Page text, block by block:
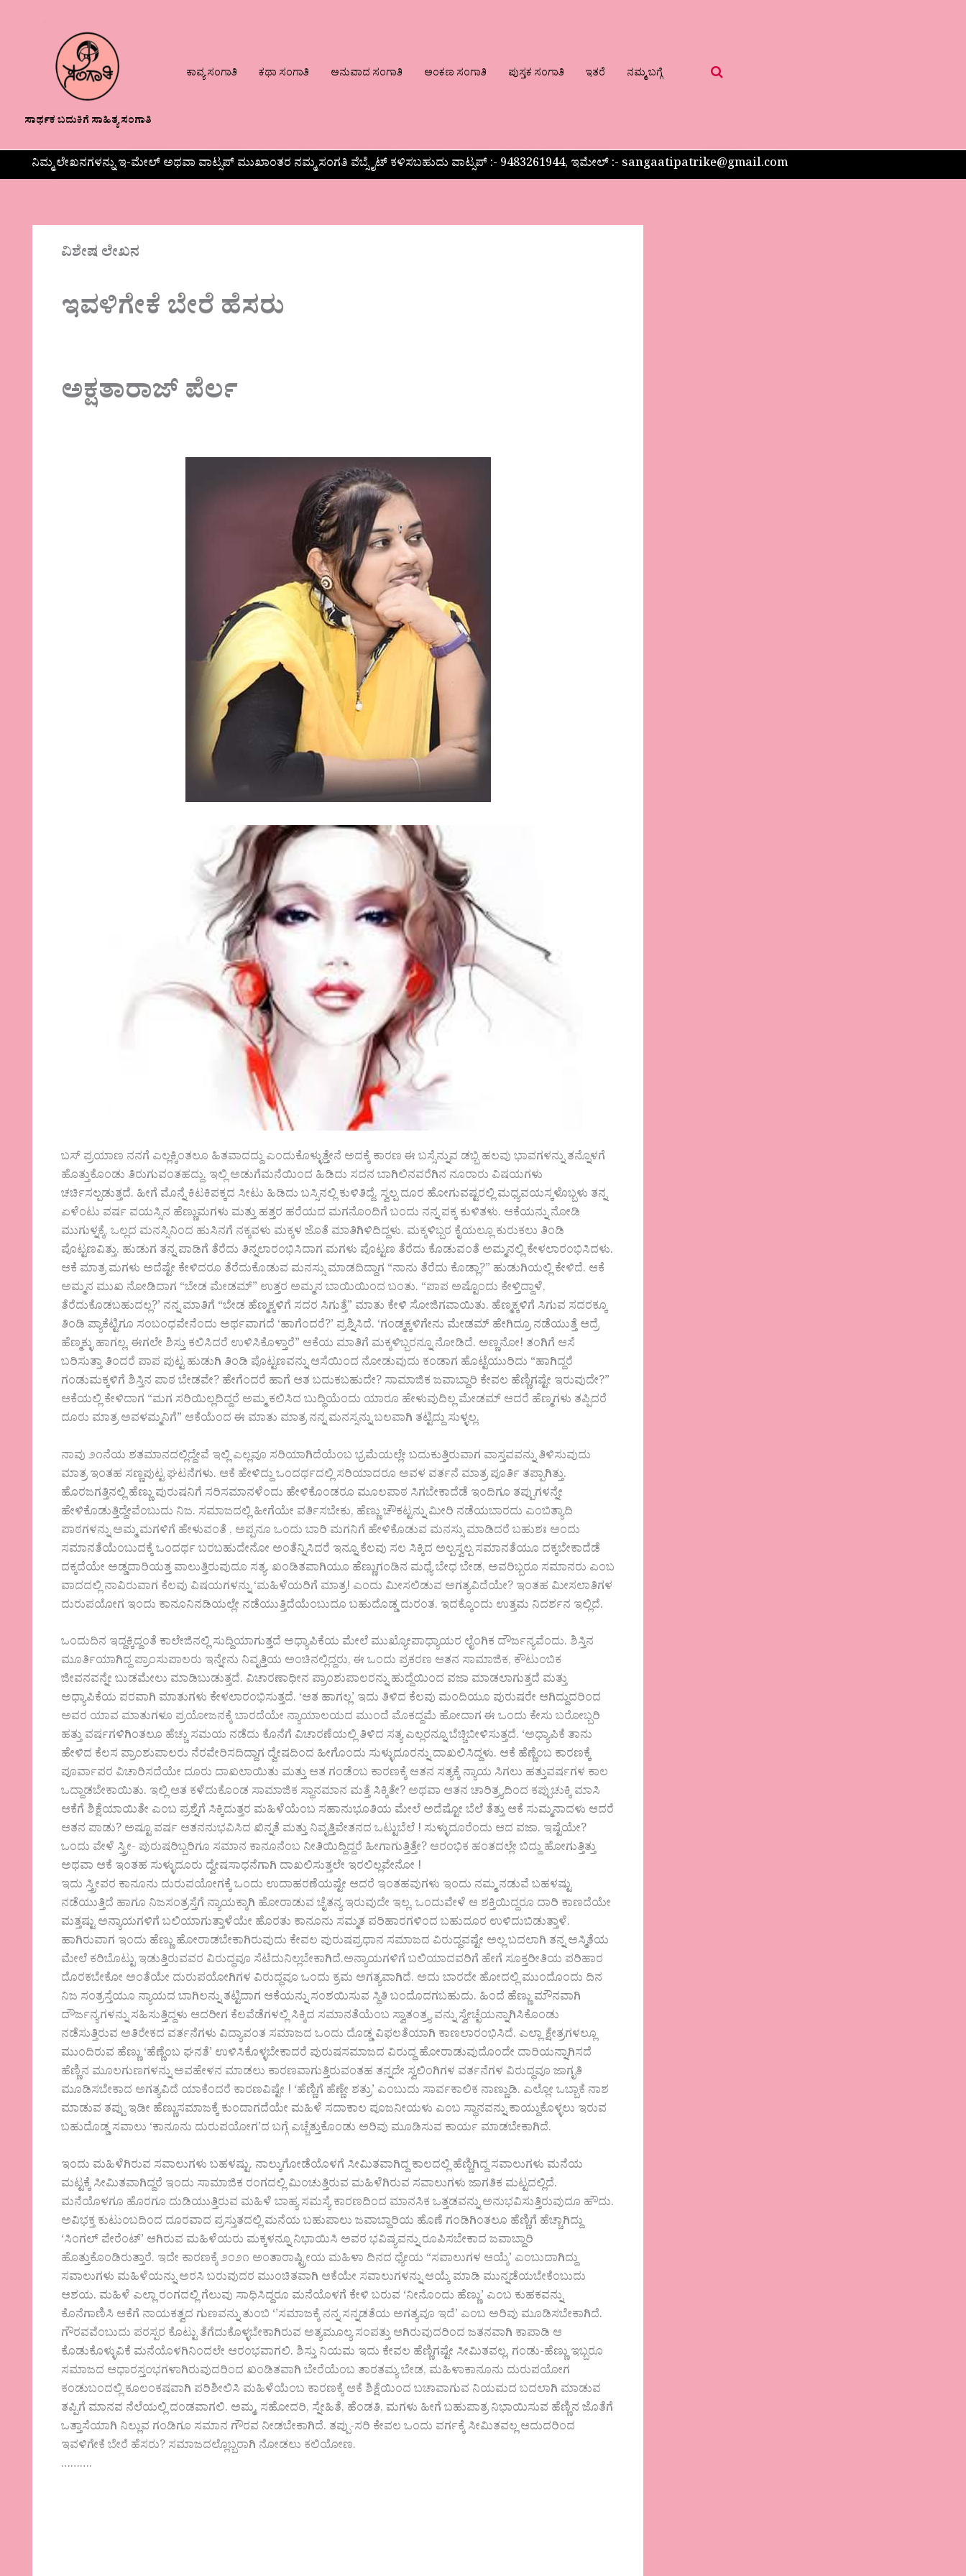
ಸಾರ್ಥಕ ಬದುಕಿಗೆ ಸಾಹಿತ್ಯ ಸಂಗಾತಿ
ಕಾವ್ಯ ಸಂಗಾತಿ ಕಥಾ ಸಂಗಾತಿ ಅನುವಾದ ಸಂಗಾತಿ ಅಂಕಣ ಸಂಗಾತಿ ಪುಸ್ತಕ ಸಂಗಾತಿ ಇತರೆ ನಮ್ಮ ಬಗ್ಗೆ
ನಿಮ್ಮ ಲೇಖನಗಳನ್ನು ಇ-ಮೇಲ್ ಅಥವಾ ವಾಟ್ಸಪ್ ಮುಖಾಂತರ ನಮ್ಮ ಸಂಗತಿ ವೆಬ್ಸೈಟ್ ಕಳಿಸಬಹುದು ವಾಟ್ಸಪ್‌ :- 9483261944, ಇಮೇಲ್ :- sangaatipatrike@gmail.com
ವಿಶೇಷ ಲೇಖನ
ಇವಳಿಗೇಕೆ ಬೇರೆ ಹೆಸರು
ಅಕ್ಷತಾರಾಜ್ ಪೆರ್ಲ
ಬಸ್ ಪ್ರಯಾಣ ನನಗೆ ಎಲ್ಲಕ್ಕಿಂತಲೂ ಹಿತವಾದದ್ದು ಎಂದುಕೊಳ್ಳುತ್ತೇನೆ ಅದಕ್ಕೆ ಕಾರಣ ಈ ಬಸ್ಸೆನ್ನುವ ಡಬ್ಬಿ ಹಲವು ಭಾವಗಳನ್ನು ತನ್ನೊಳಗೆ
ಹೊತ್ತುಕೊಂಡು ತಿರುಗುವಂತಹದ್ದು. ಇಲ್ಲಿ ಅಡುಗೆಮನೆಯಿಂದ ಹಿಡಿದು ಸದನ ಬಾಗಿಲಿನವರೆಗಿನ ನೂರಾರು ವಿಷಯಗಳು
ಚರ್ಚಿಸಲ್ಪಡುತ್ತದೆ. ಹೀಗೆ ಮೊನ್ನೆ ಕಿಟಕಿಪಕ್ಕದ ಸೀಟು ಹಿಡಿದು ಬಸ್ಸಿನಲ್ಲಿ ಕುಳಿತಿದ್ದೆ. ಸ್ವಲ್ಪ ದೂರ ಹೋಗುವಷ್ಟರಲ್ಲಿ ಮಧ್ಯವಯಸ್ಕಳೊಬ್ಬಳು ತನ್ನ
ಏಳೆಂಟು ವರ್ಷ ವಯಸ್ಸಿನ ಹೆಣ್ಣುಮಗಳು ಮತ್ತು ಹತ್ತರ ಹರೆಯದ ಮಗನೊಂದಿಗೆ ಬಂದು ನನ್ನ ಪಕ್ಕ ಕುಳಿತಳು. ಆಕೆಯನ್ನು ನೋಡಿ
ಮುಗುಳ್ನಕ್ಕೆ, ಒಲ್ಲದ ಮನಸ್ಸಿನಿಂದ ಹುಸಿನಗೆ ನಕ್ಕವಳು ಮಕ್ಕಳ ಜೊತೆ ಮಾತಿಗಿಳಿದಿದ್ದಳು. ಮಕ್ಕಳಿಬ್ಬರ ಕೈಯಲ್ಲೂ ಕುರುಕಲು ತಿಂಡಿ
ಪೊಟ್ಟಣವಿತ್ತು. ಹುಡುಗ ತನ್ನ ಪಾಡಿಗೆ ತೆರೆದು ತಿನ್ನಲಾರಂಭಿಸಿದಾಗ ಮಗಳು ಪೊಟ್ಟಣ ತೆರೆದು ಕೊಡುವಂತೆ ಅಮ್ಮನಲ್ಲಿ ಕೇಳಲಾರಂಭಿಸಿದಳು.
ಆಕೆ ಮಾತ್ರ ಮಗಳು ಅದೆಷ್ಟೇ ಕೇಳಿದರೂ ತೆರೆದುಕೊಡುವ ಮನಸ್ಸು ಮಾಡದಿದ್ದಾಗ “ನಾನು ತೆರೆದು ಕೊಡ್ಲಾ?” ಹುಡುಗಿಯಲ್ಲಿ ಕೇಳಿದೆ. ಆಕೆ
ಅಮ್ಮನ ಮುಖ ನೋಡಿದಾಗ “ಬೇಡ ಮೇಡಮ್” ಉತ್ತರ ಅಮ್ಮನ ಬಾಯಿಯಿಂದ ಬಂತು. “ಪಾಪ ಅಷ್ಟೊಂದು ಕೇಳ್ತಿದ್ದಾಳೆ,
ತೆರೆದುಕೊಡಬಹುದಲ್ಲ?’ ನನ್ನ ಮಾತಿಗೆ “ಬೇಡ ಹೆಣ್ಮಕ್ಕಳಿಗೆ ಸದರ ಸಿಗುತ್ತೆ” ಮಾತು ಕೇಳಿ ಸೋಜಿಗವಾಯಿತು. ಹೆಣ್ಮಕ್ಕಳಿಗೆ ಸಿಗುವ ಸದರಕ್ಕೂ
ತಿಂಡಿ ಪ್ಯಾಕೆಟ್ಟಿಗೂ ಸಂಬಂಧವೇನೆಂದು ಅರ್ಥವಾಗದೆ ‘ಹಾಗೆಂದರೆ?’ ಪ್ರಶ್ನಿಸಿದೆ. ‘ಗಂಡ್ಮಕ್ಕಳಿಗೇನು ಮೇಡಮ್ ಹೇಗಿದ್ರೂ ನಡೆಯುತ್ತೆ ಆದ್ರೆ
ಹೆಣ್ಮಕ್ಳು ಹಾಗಲ್ಲ, ಈಗಲೇ ಶಿಸ್ತು ಕಲಿಸಿದರೆ ಉಳಿಸಿಕೊಳ್ತಾರೆ” ಆಕೆಯ ಮಾತಿಗೆ ಮಕ್ಕಳಿಬ್ಬರನ್ನೂ ನೋಡಿದೆ. ಅಣ್ಣನೋ! ತಂಗಿಗೆ ಆಸೆ
ಬರಿಸುತ್ತಾ ತಿಂದರೆ ಪಾಪ ಪುಟ್ಟ ಹುಡುಗಿ ತಿಂಡಿ ಪೊಟ್ಟಣವನ್ನು ಆಸೆಯಿಂದ ನೋಡುವುದು ಕಂಡಾಗ ಹೊಟ್ಟೆಯುರಿದು “ಹಾಗಿದ್ದರೆ
ಗಂಡುಮಕ್ಕಳಿಗೆ ಶಿಸ್ತಿನ ಪಾಠ ಬೇಡವೇ? ಹೇಗೆಂದರೆ ಹಾಗೆ ಆತ ಬದುಕಬಹುದೇ? ಸಾಮಾಜಿಕ ಜವಾಬ್ದಾರಿ ಕೇವಲ ಹೆಣ್ಣಿಗಷ್ಟೇ ಇರುವುದೇ?”
ಆಕೆಯಲ್ಲಿ ಕೇಳಿದಾಗ “ಮಗ ಸರಿಯಿಲ್ಲದಿದ್ದರೆ ಅಮ್ಮ ಕಲಿಸಿದ ಬುದ್ಧಿಯೆಂದು ಯಾರೂ ಹೇಳುವುದಿಲ್ಲ ಮೇಡಮ್ ಆದರೆ ಹೆಣ್ಮಗಳು ತಪ್ಪಿದರೆ
ದೂರು ಮಾತ್ರ ಅವಳಮ್ಮನಿಗೆ” ಆಕೆಯೆಂದ ಈ ಮಾತು ಮಾತ್ರ ನನ್ನ ಮನಸ್ಸನ್ನು ಬಲವಾಗಿ ತಟ್ಟಿದ್ದು ಸುಳ್ಳಲ್ಲ.
ನಾವು ೨೧ನೆಯ ಶತಮಾನದಲ್ಲಿದ್ದೇವೆ ಇಲ್ಲಿ ಎಲ್ಲವೂ ಸರಿಯಾಗಿದೆಯೆಂಬ ಭ್ರಮೆಯಲ್ಲೇ ಬದುಕುತ್ತಿರುವಾಗ ವಾಸ್ತವವನ್ನು ತಿಳಿಸುವುದು
ಮಾತ್ರ ಇಂತಹ ಸಣ್ಣಪುಟ್ಟ ಘಟನೆಗಳು. ಆಕೆ ಹೇಳಿದ್ದು ಒಂದರ್ಥದಲ್ಲಿ ಸರಿಯಾದರೂ ಅವಳ ವರ್ತನೆ ಮಾತ್ರ ಪೂರ್ತಿ ತಪ್ಪಾಗಿತ್ತು.
ಹೊರಜಗತ್ತಿನಲ್ಲಿ ಹೆಣ್ಣು ಪುರುಷನಿಗೆ ಸರಿಸಮಾನಳೆಂದು ಹೇಳಿಕೊಂಡರೂ ಮೂಲಪಾಠ ಸಿಗಬೇಕಾದೆಡೆ ಇಂದಿಗೂ ತಪ್ಪುಗಳನ್ನೇ
ಹೇಳಿಕೊಡುತ್ತಿದ್ದೇವೆಂಬುದು ನಿಜ. ಸಮಾಜದಲ್ಲಿ ಹೀಗೆಯೇ ವರ್ತಿಸಬೇಕು, ಹೆಣ್ಣು ಚೌಕಟ್ಟನ್ನು ಮೀರಿ ನಡೆಯಬಾರದು ಎಂಬಿತ್ಯಾದಿ
ಪಾಠಗಳನ್ನು ಅಮ್ಮ ಮಗಳಿಗೆ ಹೇಳುವಂತೆ , ಅಪ್ಪನೂ ಒಂದು ಬಾರಿ ಮಗನಿಗೆ ಹೇಳಿಕೊಡುವ ಮನಸ್ಸು ಮಾಡಿದರೆ ಬಹುಶಃ ಅಂದು
ಸಮಾನತೆಯೆಂಬುದಕ್ಕೆ ಒಂದರ್ಥ ಬರಬಹುದೇನೋ ಅಂತೆನ್ನಿಸಿದರೆ ಇನ್ನೂ ಕೆಲವು ಸಲ ಸಿಕ್ಕಿದ ಅಲ್ಪಸ್ವಲ್ಪ ಸಮಾನತೆಯೂ ದಕ್ಕಬೇಕಾದೆಡೆ
ದಕ್ಕದೆಯೇ ಅಡ್ಡದಾರಿಯತ್ತ ವಾಲುತ್ತಿರುವುದೂ ಸತ್ಯ. ಖಂಡಿತವಾಗಿಯೂ ಹೆಣ್ಣುಗಂಡಿನ ಮಧ್ಯೆ ಬೇಧ ಬೇಡ, ಅವರಿಬ್ಬರೂ ಸಮಾನರು ಎಂಬ
ವಾದದಲ್ಲಿ ನಾವಿರುವಾಗ ಕೆಲವು ವಿಷಯಗಳನ್ನು ‘ಮಹಿಳೆಯರಿಗೆ ಮಾತ್ರ! ಎಂದು ಮೀಸಲಿಡುವ ಅಗತ್ಯವಿದೆಯೇ? ಇಂತಹ ಮೀಸಲಾತಿಗಳ
ದುರುಪಯೋಗ ಇಂದು ಕಾನೂನಿನಡಿಯಲ್ಲೇ ನಡೆಯುತ್ತಿದೆಯೆಂಬುದೂ ಬಹುದೊಡ್ಡ ದುರಂತ. ಇದಕ್ಕೊಂದು ಉತ್ತಮ ನಿದರ್ಶನ ಇಲ್ಲಿದೆ.
ಒಂದುದಿನ ಇದ್ದಕ್ಕಿದ್ದಂತೆ ಕಾಲೇಜಿನಲ್ಲಿ ಸುದ್ದಿಯಾಗುತ್ತದೆ ಅಧ್ಯಾಪಿಕೆಯ ಮೇಲೆ ಮುಖ್ಯೋಪಾಧ್ಯಾಯರ ಲೈಂಗಿಕ ದೌರ್ಜನ್ಯವೆಂದು. ಶಿಸ್ತಿನ
ಮೂರ್ತಿಯಾಗಿದ್ದ ಪ್ರಾಂಸುಪಾಲರು ಇನ್ನೇನು ನಿವೃತ್ತಿಯ ಅಂಚಿನಲ್ಲಿದ್ದರು, ಈ ಒಂದು ಪ್ರಕರಣ ಆತನ ಸಾಮಾಜಿಕ, ಕೌಟುಂಬಿಕ
ಜೀವನವನ್ನೇ ಬುಡಮೇಲು ಮಾಡಿಬುಡುತ್ತದೆ. ವಿಚಾರಣಾಧೀನ ಪ್ರಾಂಶುಪಾಲರನ್ನು ಹುದ್ದೆಯಿಂದ ವಜಾ ಮಾಡಲಾಗುತ್ತದೆ ಮತ್ತು
ಅಧ್ಯಾಪಿಕೆಯ ಪರವಾಗಿ ಮಾತುಗಳು ಕೇಳಲಾರಂಭಿಸುತ್ತದೆ. ‘ಆತ ಹಾಗಲ್ಲ’ ಇದು ತಿಳಿದ ಕೆಲವು ಮಂದಿಯೂ ಪುರುಷರೇ ಆಗಿದ್ದುದರಿಂದ
ಅವರ ಯಾವ ಮಾತುಗಳೂ ಪ್ರಯೋಜನಕ್ಕೆ ಬಾರದೆಯೇ ನ್ಯಾಯಾಲಯದ ಮುಂದೆ ಮೊಕದ್ದಮೆ ಹೋದಾಗ ಈ ಒಂದು ಕೇಸು ಬರೋಬ್ಬರಿ
ಹತ್ತು ವರ್ಷಗಳಿಗಿಂತಲೂ ಹೆಚ್ಚು ಸಮಯ ನಡೆದು ಕೊನೆಗೆ ವಿಚಾರಣೆಯಲ್ಲಿ ತಿಳಿದ ಸತ್ಯ ಎಲ್ಲರನ್ನೂ ಬೆಚ್ಚಿಬೀಳಿಸುತ್ತದೆ. ‘ಅಧ್ಯಾಪಿಕೆ ತಾನು
ಹೇಳಿದ ಕೆಲಸ ಪ್ರಾಂಶುಪಾಲರು ನೆರವೇರಿಸದಿದ್ದಾಗ ದ್ವೇಷದಿಂದ ಹೀಗೊಂದು ಸುಳ್ಳುದೂರನ್ನು ದಾಖಲಿಸಿದ್ದಳು. ಆಕೆ ಹೆಣ್ಣೆಂಬ ಕಾರಣಕ್ಕೆ
ಪೂರ್ವಾಪರ ವಿಚಾರಿಸದೆಯೇ ದೂರು ದಾಖಲಾಯಿತು ಮತ್ತು ಆತ ಗಂಡೆಂಬ ಕಾರಣಕ್ಕೆ ಆತನ ಸತ್ಯಕ್ಕೆ ನ್ಯಾಯ ಸಿಗಲು ಹತ್ತುವರ್ಷಗಳ ಕಾಲ
ಒದ್ದಾಡಬೇಕಾಯಿತು. ಇಲ್ಲಿ ಆತ ಕಳೆದುಕೊಂಡ ಸಾಮಾಜಿಕ ಸ್ಥಾನಮಾನ ಮತ್ತೆ ಸಿಕ್ಕಿತೇ? ಅಥವಾ ಆತನ ಚಾರಿತ್ರ್ಯದಿಂದ ಕಪ್ಪುಚುಕ್ಕಿ ಮಾಸಿ
ಆಕೆಗೆ ಶಿಕ್ಷೆಯಾಯಿತೇ ಎಂಬ ಪ್ರಶ್ನೆಗೆ ಸಿಕ್ಕಿದುತ್ತರ ಮಹಿಳೆಯೆಂಬ ಸಹಾನುಭೂತಿಯ ಮೇಲೆ ಅದೆಷ್ಟೋ ಬೆಲೆ ತೆತ್ತು ಆಕೆ ಸುಮ್ಮನಾದಳು ಆದರೆ
ಆತನ ಪಾಡು? ಅಷ್ಟೂ ವರ್ಷ ಆತನನುಭವಿಸಿದ ಖಿನ್ನತೆ ಮತ್ತು ನಿವೃತ್ತಿವೇತನದ ಒಟ್ಟುಬೆಲೆ ! ಸುಳ್ಳುದೂರೆಂದು ಆದ ವಜಾ. ಇಷ್ಟೆಯೇ?
ಒಂದು ವೇಳೆ ಸ್ತ್ರೀ- ಪುರುಷರಿಬ್ಬರಿಗೂ ಸಮಾನ ಕಾನೂನೆಂಬ ನೀತಿಯಿದ್ದಿದ್ದರೆ ಹೀಗಾಗುತ್ತಿತ್ತೇ? ಆರಂಭಿಕ ಹಂತದಲ್ಲೇ ಬಿದ್ದು ಹೋಗುತ್ತಿತ್ತು
ಅಥವಾ ಆಕೆ ಇಂತಹ ಸುಳ್ಳುದೂರು ದ್ವೇಷಸಾಧನೆಗಾಗಿ ದಾಖಲಿಸುತ್ತಲೇ ಇರಲಿಲ್ಲವೇನೋ !
ಇದು ಸ್ತ್ರೀಪರ ಕಾನೂನು ದುರುಪಯೋಗಕ್ಕೆ ಒಂದು ಉದಾಹರಣೆಯಷ್ಟೇ ಆದರೆ ಇಂತಹವುಗಳು ಇಂದು ನಮ್ಮ ನಡುವೆ ಬಹಳಷ್ಟು
ನಡೆಯುತ್ತಿದೆ ಹಾಗೂ ನಿಜಸಂತ್ರಸ್ತೆಗೆ ನ್ಯಾಯಕ್ಕಾಗಿ ಹೋರಾಡುವ ಚೈತನ್ಯ ಇರುವುದೇ ಇಲ್ಲ. ಒಂದುವೇಳೆ ಆ ಶಕ್ತಿಯಿದ್ದರೂ ದಾರಿ ಕಾಣದೆಯೇ
ಮತ್ತಷ್ಟು ಅನ್ಯಾಯಗಳಿಗೆ ಬಲಿಯಾಗುತ್ತಾಳೆಯೇ ಹೊರತು ಕಾನೂನು ಸಮ್ಮತ ಪರಿಹಾರಗಳಿಂದ ಬಹುದೂರ ಉಳಿದುಬಿಡುತ್ತಾಳೆ.
ಹಾಗಿರುವಾಗ ಇಂದು ಹೆಣ್ಣು ಹೋರಾಡಬೇಕಾಗಿರುವುದು ಕೇವಲ ಪುರುಷಪ್ರಧಾನ ಸಮಾಜದ ವಿರುದ್ಧವಷ್ಟೇ ಅಲ್ಲ ಬದಲಾಗಿ ತನ್ನ ಅಸ್ಮಿತೆಯ
ಮೇಲೆ ಕರಿಬೊಟ್ಟು ಇಡುತ್ತಿರುವವರ ವಿರುದ್ಧವೂ ಸೆಟೆದುನಿಲ್ಲಬೇಕಾಗಿದೆ.ಅನ್ಯಾಯಗಳಿಗೆ ಬಲಿಯಾದವರಿಗೆ ಹೇಗೆ ಸೂಕ್ತರೀತಿಯ ಪರಿಹಾರ
ದೊರಕಬೇಕೋ ಅಂತೆಯೇ ದುರುಪಯೋಗಿಗಳ ವಿರುದ್ಧವೂ ಒಂದು ಕ್ರಮ ಅಗತ್ಯವಾಗಿದೆ. ಅದು ಬಾರದೇ ಹೋದಲ್ಲಿ ಮುಂದೊಂದು ದಿನ
ನಿಜ ಸಂತ್ರಸ್ತೆಯೂ ನ್ಯಾಯದ ಬಾಗಿಲನ್ನು ತಟ್ಟಿದಾಗ ಆಕೆಯನ್ನು ಸಂಶಯಿಸುವ ಸ್ಥಿತಿ ಬಂದೊದಗಬಹುದು. ಹಿಂದೆ ಹೆಣ್ಣು ಮೌನವಾಗಿ
ದೌರ್ಜನ್ಯಗಳನ್ನು ಸಹಿಸುತ್ತಿದ್ದಳು ಆದರೀಗ ಕೆಲವೆಡೆಗಳಲ್ಲಿ ಸಿಕ್ಕಿದ ಸಮಾನತೆಯೆಂಬ ಸ್ವಾತಂತ್ರ್ಯ ವನ್ನು ಸ್ವೇಚ್ಛೆಯನ್ನಾಗಿಸಿಕೊಂಡು
ನಡೆಸುತ್ತಿರುವ ಅತಿರೇಕದ ವರ್ತನೆಗಳು ವಿದ್ಯಾವಂತ ಸಮಾಜದ ಒಂದು ದೊಡ್ಡ ವಿಫಲತೆಯಾಗಿ ಕಾಣಲಾರಂಭಿಸಿದೆ. ಎಲ್ಲಾ ಕ್ಷೇತ್ರಗಳಲ್ಲೂ
ಮುಂದಿರುವ ಹೆಣ್ಣು ‘ಹೆಣ್ಣೆಂಬ ಘನತೆ’ ಉಳಿಸಿಕೊಳ್ಳಬೇಕಾದರೆ ಪುರುಷಸಮಾಜದ ವಿರುದ್ಧ ಹೋರಾಡುವುದೊಂದೇ ದಾರಿಯನ್ನಾಗಿಸದೆ
ಹೆಣ್ಣಿನ ಮೂಲಗುಣಗಳನ್ನು ಅವಹೇಳನ ಮಾಡಲು ಕಾರಣವಾಗುತ್ತಿರುವಂತಹ ತನ್ನದೇ ಸ್ವಲಿಂಗಿಗಳ ವರ್ತನೆಗಳ ವಿರುದ್ಧವೂ ಜಾಗೃತಿ
ಮೂಡಿಸಬೇಕಾದ ಅಗತ್ಯವಿದೆ ಯಾಕೆಂದರೆ ಕಾರಣವಿಷ್ಟೇ ! ‘ಹೆಣ್ಣಿಗೆ ಹೆಣ್ಣೇ ಶತ್ರು’ ಎಂಬುದು ಸಾರ್ವಕಾಲಿಕ ನಾಣ್ಣುಡಿ. ಎಲ್ಲೋ ಒಬ್ಬಾಕೆ ನಾಶ
ಮಾಡುವ ತಪ್ಪು ಇಡೀ ಹೆಣ್ಣುಸಮಾಜಕ್ಕೆ ಕುಂದಾಗದೆಯೇ ಮಹಿಳೆ ಸದಾಕಾಲ ಪೂಜನೀಯಳು ಎಂಬ ಸ್ಥಾನವನ್ನು ಕಾಯ್ದುಕೊಳ್ಳಲು ಇರುವ
ಬಹುದೊಡ್ಡ ಸವಾಲು ‘ಕಾನೂನು ದುರುಪಯೋಗ’ದ ಬಗ್ಗೆ ಎಚ್ಚೆತ್ತುಕೊಂಡು ಅರಿವು ಮೂಡಿಸುವ ಕಾರ್ಯ ಮಾಡಬೇಕಾಗಿದೆ.
ಇಂದು ಮಹಿಳೆಗಿರುವ ಸವಾಲುಗಳು ಬಹಳಷ್ಟು. ನಾಲ್ಕುಗೋಡೆಯೊಳಗೆ ಸೀಮಿತವಾಗಿದ್ದ ಕಾಲದಲ್ಲಿ ಹೆಣ್ಣಿಗಿದ್ದ ಸವಾಲುಗಳು ಮನೆಯ
ಮಟ್ಟಕ್ಕೆ ಸೀಮಿತವಾಗಿದ್ದರೆ ಇಂದು ಸಾಮಾಜಿಕ ರಂಗದಲ್ಲಿ ಮಿಂಚುತ್ತಿರುವ ಮಹಿಳೆಗಿರುವ ಸವಾಲುಗಳು ಜಾಗತಿಕ ಮಟ್ಟದಲ್ಲಿದೆ.
ಮನೆಯೊಳಗೂ ಹೊರಗೂ ದುಡಿಯುತ್ತಿರುವ ಮಹಿಳೆ ಬಾಹ್ಯ ಸಮಸ್ಯೆ ಕಾರಣದಿಂದ ಮಾನಸಿಕ ಒತ್ತಡವನ್ನು ಅನುಭವಿಸುತ್ತಿರುವುದೂ ಹೌದು.
ಅವಿಭಕ್ತ ಕುಟುಂಬದಿಂದ ದೂರವಾದ ಪ್ರಸ್ತುತದಲ್ಲಿ ಮನೆಯ ಬಹುಪಾಲು ಜವಾಬ್ದಾರಿಯ ಹೊಣೆ ಗಂಡಿಗಿಂತಲೂ ಹೆಣ್ಣಿಗೆ ಹೆಚ್ಚಾಗಿದ್ದು
‘ಸಿಂಗಲ್ ಪೇರೆಂಟ್’ ಆಗಿರುವ ಮಹಿಳೆಯರು ಮಕ್ಕಳನ್ನೂ ನಿಭಾಯಿಸಿ ಅವರ ಭವಿಷ್ಯವನ್ನು ರೂಪಿಸಬೇಕಾದ ಜವಾಬ್ದಾರಿ
ಹೊತ್ತುಕೊಂಡಿರುತ್ತಾರೆ. ಇದೇ ಕಾರಣಕ್ಕೆ ೨೦೨೧ ಅಂತಾರಾಷ್ಟ್ರೀಯ ಮಹಿಳಾ ದಿನದ ಧ್ಯೇಯ “ಸವಾಲುಗಳ ಆಯ್ಕೆ’ ಎಂಬುದಾಗಿದ್ದು
ಸವಾಲುಗಳು ಮಹಿಳೆಯನ್ನು ಅರಸಿ ಬರುವುದರ ಮುಂಚಿತವಾಗಿ ಆಕೆಯೇ ಸವಾಲುಗಳನ್ನು ಆಯ್ಕೆ ಮಾಡಿ ಮುನ್ನಡೆಯಬೇಕೆಂಬುದು
ಆಶಯ. ಮಹಿಳೆ ಎಲ್ಲಾ ರಂಗದಲ್ಲಿ ಗೆಲುವು ಸಾಧಿಸಿದ್ದರೂ ಮನೆಯೊಳಗೆ ಕೇಳಿ ಬರುವ ‘ನೀನೊಂದು ಹೆಣ್ಣು’ ಎಂಬ ಕುಹಕವನ್ನು
ಕೊನೆಗಾಣಿಸಿ ಆಕೆಗೆ ನಾಯಕತ್ವದ ಗುಣವನ್ನು ತುಂಬಿ ‘’ಸಮಾಜಕ್ಕೆ ನನ್ನ ಸನ್ನಡತೆಯ ಅಗತ್ಯವೂ ಇದೆ’ ಎಂಬ ಅರಿವು ಮೂಡಿಸಬೇಕಾಗಿದೆ.
ಗೌರವವೆಂಬುದು ಪರಸ್ಪರ ಕೊಟ್ಟು ತೆಗೆದುಕೊಳ್ಳಬೇಕಾಗಿರುವ ಅತ್ಯಮೂಲ್ಯ ಸಂಪತ್ತು ಆಗಿರುವುದರಿಂದ ಜತನವಾಗಿ ಕಾಪಾಡಿ ಆ
ಕೊಡುಕೊಳ್ಳುವಿಕೆ ಮನೆಯೊಳಗಿನಿಂದಲೇ ಆರಂಭವಾಗಲಿ. ಶಿಸ್ತು ನಿಯಮ ಇದು ಕೇವಲ ಹೆಣ್ಣಿಗಷ್ಟೇ ಸೀಮಿತವಲ್ಲ. ಗಂಡು-ಹೆಣ್ಣು ಇಬ್ಬರೂ
ಸಮಾಜದ ಆಧಾರಸ್ತಂಭಗಳಾಗಿರುವುದರಿಂದ ಖಂಡಿತವಾಗಿ ಬೇರೆಯೆಂಬ ತಾರತಮ್ಯ ಬೇಡ, ಮಹಿಳಾಕಾನೂನು ದುರುಪಯೋಗ
ಕಂಡುಬಂದಲ್ಲಿ ಕೂಲಂಕಷವಾಗಿ ಪರಿಶೀಲಿಸಿ ಮಹಿಳೆಯೆಂಬ ಕಾರಣಕ್ಕೆ ಆಕೆ ಶಿಕ್ಷೆಯಿಂದ ಬಚಾವಾಗುವ ನಿಯಮದ ಬದಲಾಗಿ ಮಾಡುವ
ತಪ್ಪಿಗೆ ಮಾನವ ನೆಲೆಯಲ್ಲಿ ದಂಡವಾಗಲಿ. ಅಮ್ಮ, ಸಹೋದರಿ, ಸ್ನೇಹಿತೆ, ಹೆಂಡತಿ, ಮಗಳು ಹೀಗೆ ಬಹುಪಾತ್ರ ನಿಭಾಯಿಸುವ ಹೆಣ್ಣಿನ ಜೊತೆಗೆ
ಒತ್ತಾಸೆಯಾಗಿ ನಿಲ್ಲುವ ಗಂಡಿಗೂ ಸಮಾನ ಗೌರವ ನೀಡಬೇಕಾಗಿದೆ. ತಪ್ಪು-ಸರಿ ಕೇವಲ ಒಂದು ವರ್ಗಕ್ಕೆ ಸೀಮಿತವಲ್ಲ ಆದುದರಿಂದ
ಇವಳಿಗೇಕೆ ಬೇರೆ ಹೆಸರು? ಸಮಾಜದಲ್ಲೊಬ್ಬರಾಗಿ ನೋಡಲು ಕಲಿಯೋಣ.
……….